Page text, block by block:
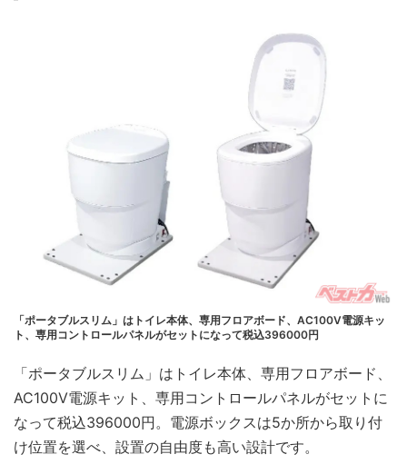
「ポータブルスリム」はトイレ本体、専用フロアボード、AC100V電源キッ
ト、専用コントロールパネルがセットになって税込396000円
「ポータブルスリム」はトイレ本体、専用フロアボード、
AC100V電源キット、専用コントロールパネルがセットに
なって税込396000円。電源ボックスは5か所から取り付
け位置を選べ、設置の自由度も高い設計です。